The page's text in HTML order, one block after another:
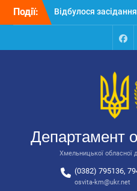
Перейти
Події:
Відбулося засідання
колегії
освіти та науки
державної
відповідальних за
національно-
автобусів для
закладів освіти
Департамент
Хмельницької обласної
(0382) 795136,
osvita-km@ukr.net